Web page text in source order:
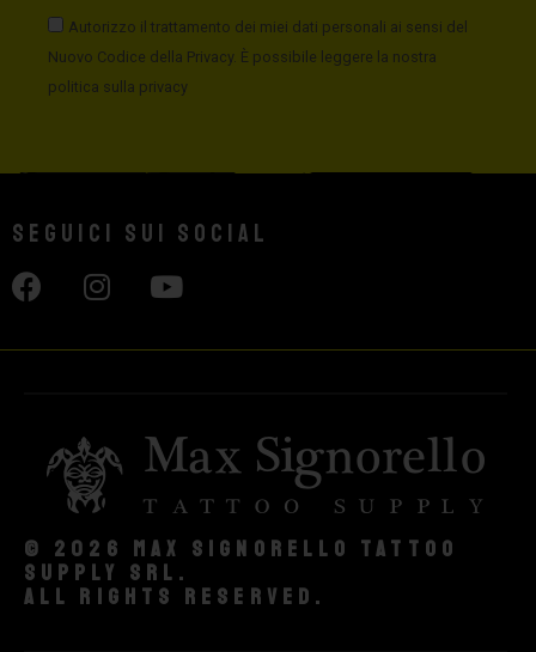
Autorizzo il trattamento dei miei dati personali ai sensi del
Nuovo Codice della Privacy. È possibile leggere la nostra
politica sulla privacy
Seguici sui social
© 2026 Max Signorello Tattoo
supply srl.
All rights reserved.